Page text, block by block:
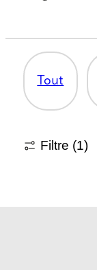
Tout
Filtre (1)